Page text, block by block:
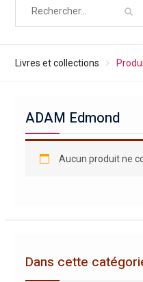
Livres et collections
ADAM Edmond
Aucun produit ne
Dans cette